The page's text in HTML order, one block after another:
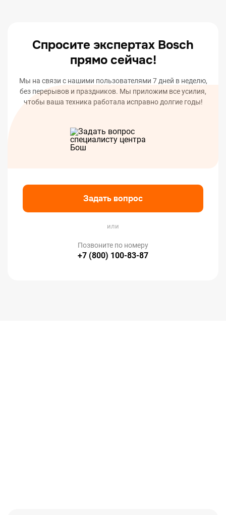
Спросите экспертах Bosch
прямо сейчас!
Мы на связи с нашими пользователями 7 дней в неделю,
без перерывов и праздников. Мы приложим все усилия,
чтобы ваша техника работала исправно долгие годы!
Задать вопрос
или
Позвоните по номеру
+7 (800) 100-83-87